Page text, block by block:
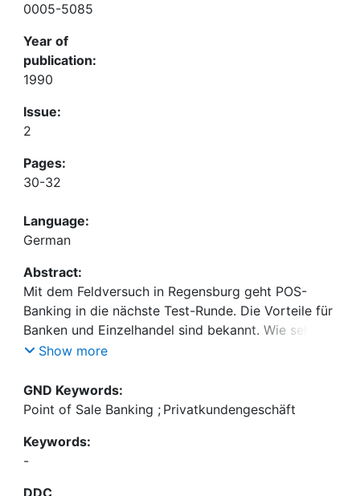
0005-5085
Year of
publication:
1990
Issue:
2
Pages:
30-32
Language:
German
Abstract:
Mit dem Feldversuch in Regensburg geht POS-
Banking in die nächste Test-Runde. Die Vorteile für
Banken und Einzelhandel sind bekannt. Wie sehen
aber die Verbraucher das neue Zahlungsmedium?
Repräsentativbefragung ein differenziertes Bild
gewonnen.
Show more
GND Keywords:
Point of Sale Banking ; Privatkundengeschäft
Keywords:
-
DDC